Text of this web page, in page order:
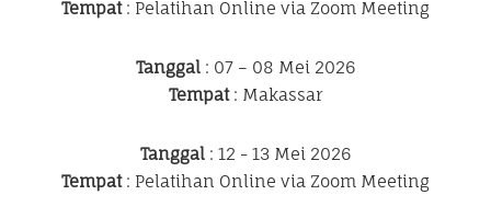
Tempat: Pelatihan Online via Zoom Meeting
Tanggal : 07 – 08 Mei 2026
Tempat: Makassar
Tanggal : 12 - 13 Mei 2026
Tempat: Pelatihan Online via Zoom Meeting